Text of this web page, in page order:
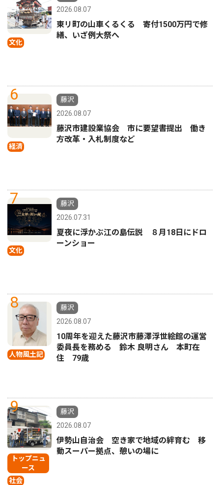
文化
2026.08.07
東リ町の山車くるくる 寄付1500万円で修
繕、いざ例大祭へ
6
経済
藤沢
2026.08.07
藤沢市建設業協会 市に要望書提出 働き
方改革・入札制度など
7
文化
藤沢
2026.07.31
夏夜に浮かぶ江の島伝説 ８月18日にドロ
ーンショー
8
人物風土記
藤沢
2026.08.07
10周年を迎えた藤沢市藤澤浮世絵館の運営
委員長を務める 鈴木 良明さん 本町在
住 79歳
9
トップニュ
ース
社会
藤沢
2026.08.07
伊勢山自治会 空き家で地域の絆育む 移
動スーパー拠点、憩いの場に